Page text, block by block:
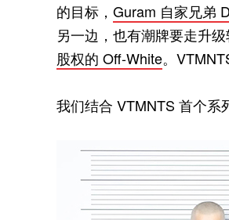
的目标， Guram 自家兄弟
另一边，也有潮牌要走升
股权的 Off-White。
我们结合 VTMNTS 首个系